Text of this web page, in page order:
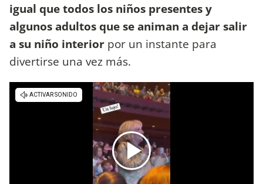
igual que todos los niños presentes y
algunos adultos que se animan a dejar salir
a su niño interior por un instante para
divertirse una vez más.